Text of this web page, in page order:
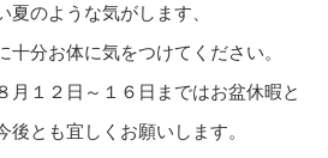
のような気がします、
分お体に気をつけてください。
月１２日～１６日まではお盆休暇と
後とも宜しくお願いします。